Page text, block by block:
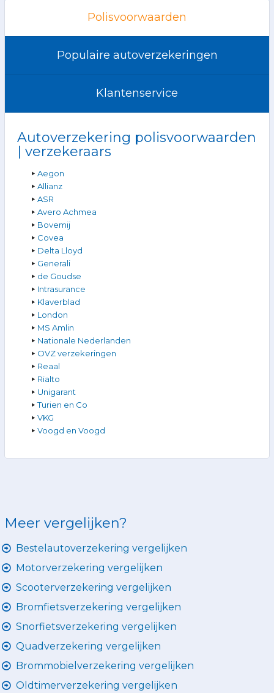
Polisvoorwaarden
Populaire autoverzekeringen
Klantenservice
Autoverzekering polisvoorwaarden
| verzekeraars
Aegon
Allianz
ASR
Avero Achmea
Bovemij
Covea
Delta Lloyd
Generali
de Goudse
Intrasurance
Klaverblad
London
MS Amlin
Nationale Nederlanden
OVZ verzekeringen
Reaal
Rialto
Unigarant
Turien en Co
VKG
Voogd en Voogd
Meer vergelijken?
Bestelautoverzekering vergelijken
Motorverzekering vergelijken
Scooterverzekering vergelijken
Bromfietsverzekering vergelijken
Snorfietsverzekering vergelijken
Quadverzekering vergelijken
Brommobielverzekering vergelijken
Oldtimerverzekering vergelijken